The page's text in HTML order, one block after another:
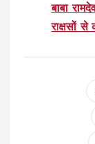
बाबा
राक्षसों से